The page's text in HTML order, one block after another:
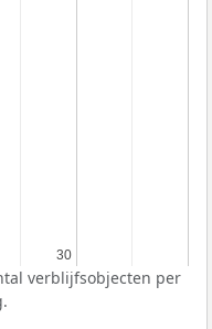
30
30
verblijfsobjecten per